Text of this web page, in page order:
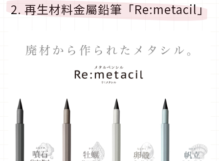
2. 再生材料金屬鉛筆「Re:metacil」